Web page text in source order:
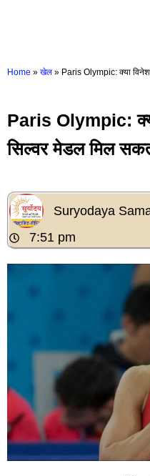
Home » खेल » Paris Olympic: क्या
Paris Olympic:
सिल्वर मेडल मिल
Suryodaya
7:51 pm